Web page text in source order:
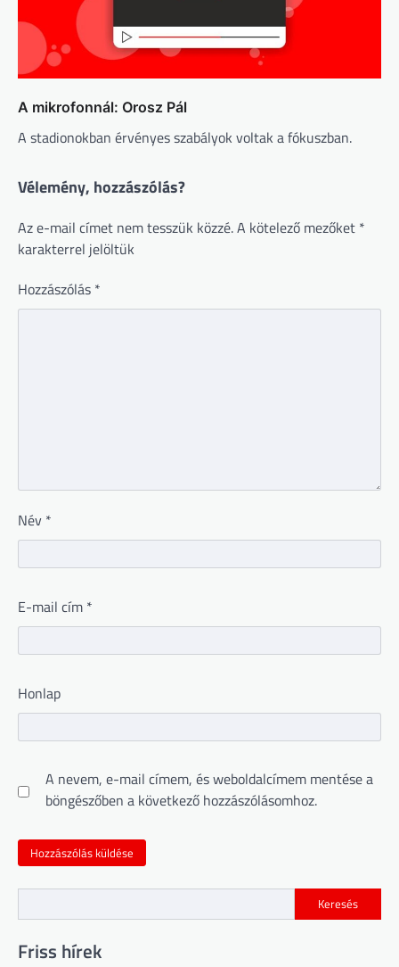
A mikrofonnál: Orosz Pál
A stadionokban érvényes szabályok voltak a fókuszban.
Vélemény, hozzászólás?
Az e-mail címet nem tesszük közzé.A kötelező mezőket *
karakterrel jelöltük
Hozzászólás *
Név *
E-mail cím *
Honlap
A nevem, e-mail címem, és weboldalcímem mentése a
böngészőben a következő hozzászólásomhoz.
Keresés
Friss hírek